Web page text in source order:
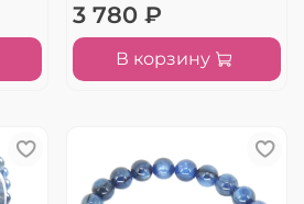
3 780 ₽
В корзину